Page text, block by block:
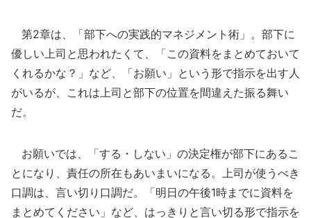
第2章は、「部下への実践的マネジメント術」。部下に
優しい上司と思われたくて、「この資料をまとめておいて
くれるかな？」など、「お願い」という形で指示を出す人
がいるが、これは上司と部下の位置を間違えた振る舞い
だ。
お願いでは、「する・しない」の決定権が部下にあるこ
とになり、責任の所在もあいまいになる。上司が使うべき
口調は、言い切り口調だ。「明日の午後1時までに資料を
まとめてください」など、はっきりと言い切る形で指示を